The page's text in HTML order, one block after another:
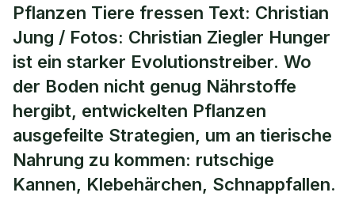
Pflanzen Tiere fressen Text: Christian
Jung / Fotos: Christian Ziegler Hunger
ist ein starker Evolutionstreiber. Wo
der Boden nicht genug Nährstoffe
hergibt, entwickelten Pflanzen
ausgefeilte Strategien, um an tierische
Nahrung zu kommen: rutschige
Kannen, Klebehärchen, Schnappfallen.